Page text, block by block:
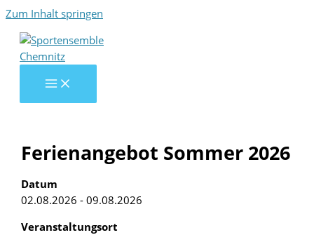
Zum Inhalt springen
Ferienangebot Sommer 2026
Datum
02.08.2026 - 09.08.2026
Veranstaltungsort